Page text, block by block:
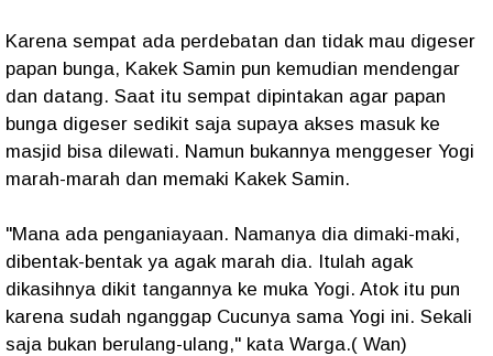
Karena sempat ada perdebatan dan tidak mau digeser
papan bunga, Kakek Samin pun kemudian mendengar
dan datang. Saat itu sempat dipintakan agar papan
bunga digeser sedikit saja supaya akses masuk ke
masjid bisa dilewati. Namun bukannya menggeser Yogi
marah-marah dan memaki Kakek Samin.
"Mana ada penganiayaan. Namanya dia dimaki-maki,
dibentak-bentak ya agak marah dia. Itulah agak
dikasihnya dikit tangannya ke muka Yogi. Atok itu pun
karena sudah nganggap Cucunya sama Yogi ini. Sekali
saja bukan berulang-ulang," kata Warga.( Wan)